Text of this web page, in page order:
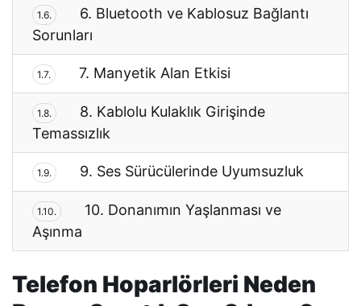
1.6.
6. Bluetooth ve Kablosuz Bağlantı
Sorunları
1.7. 7. Manyetik Alan Etkisi
1.8.
8. Kablolu Kulaklık Girişinde
Temassızlık
1.9. 9. Ses Sürücülerinde Uyumsuzluk
1.10.
10. Donanımın Yaşlanması ve
Aşınma
Telefon Hoparlörleri Neden